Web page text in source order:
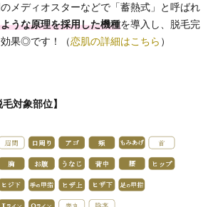
メディオスターなどで「蓄熱式」と呼ばれ
うな原理を採用した機種を導入し、脱毛完
果◎です！（恋肌の詳細はこちら ）
対象部位】